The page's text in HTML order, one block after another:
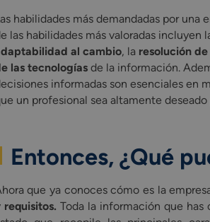
habilidades más demandadas por una
las habilidades más valoradas incluyen
al cambio, la resolución
las tecnologíasde la información.
informadas son esenciales en
un profesional sea altamente
Entonces, ¿Qué
que ya conoces cómo es la
requisitos. Toda la información que